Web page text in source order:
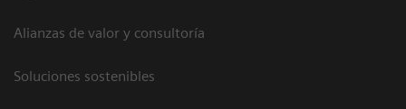
Alianzas de valor y consultoría
Soluciones sostenibles